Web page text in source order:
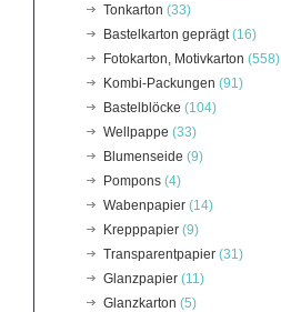
Tonkarton (33)
Bastelkarton geprägt(16)
Fotokarton, Motivkarton (558)
Kombi-Packungen (91)
Bastelblöcke (104)
Wellpappe (33)
Blumenseide (9)
Pompons (4)
Wabenpapier (14)
Krepppapier (9)
Transparentpapier (31)
Glanzpapier (11)
Glanzkarton (5)